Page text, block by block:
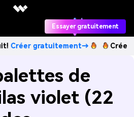
Essayer gratuitement
Créez des
de
violet (22